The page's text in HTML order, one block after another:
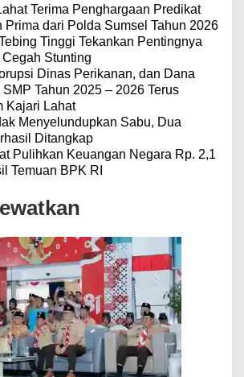
Terima Penghargaan Predikat
Prima dari Polda Sumsel Tahun 2026
Tinggi Tekankan Pentingnya
Stunting
Dinas Perikanan, dan Dana
SMP Tahun 2025 – 2026 Terus
Kajari Lahat
Menyelundupkan Sabu, Dua
Ditangkap
Pulihkan Keuangan Negara Rp. 2,1
Temuan BPK RI